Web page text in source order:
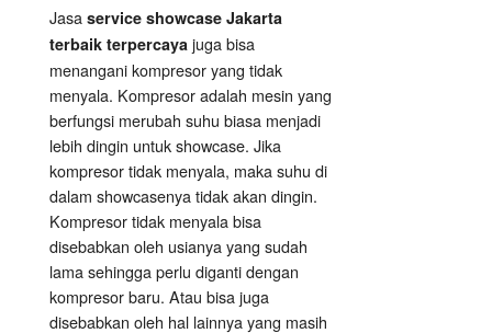
Jasa service showcase Jakarta
terbaik terpercaya juga bisa
menangani kompresor yang tidak
menyala. Kompresor adalah mesin yang
berfungsi merubah suhu biasa menjadi
lebih dingin untuk showcase. Jika
kompresor tidak menyala, maka suhu di
dalam showcasenya tidak akan dingin.
Kompresor tidak menyala bisa
disebabkan oleh usianya yang sudah
lama sehingga perlu diganti dengan
kompresor baru. Atau bisa juga
disebabkan oleh hal lainnya yang masih